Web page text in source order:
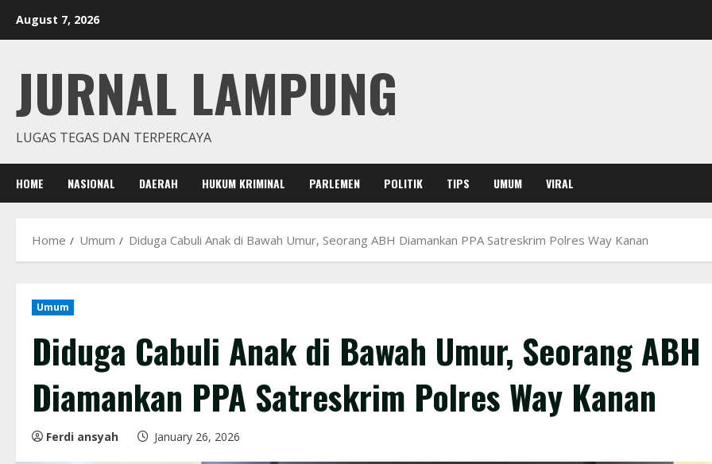
August 7, 2026
JURNAL LAMPUNG
LUGAS TEGAS DAN TERPERCAYA
HOME NASIONAL DAERAH HUKUM KRIMINAL PARLEMEN POLITIK TIPS UMUM VIRAL
Home Umum Diduga Cabuli Anak di Bawah Umur, Seorang ABH Diamankan PPA Satreskrim Polres Way Kanan
Umum
Diduga Cabuli Anak di Bawah Umur, Seorang ABH
Diamankan PPA Satreskrim Polres Way Kanan
Ferdi ansyah January 26, 2026